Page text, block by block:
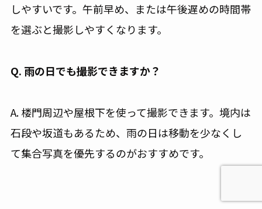
しやすいです。午前早め、または午後遅めの時間帯
を選ぶと撮影しやすくなります。
Q. 雨の日でも撮影できますか？
A. 楼門周辺や屋根下を使って撮影できます。境内は
石段や坂道もあるため、雨の日は移動を少なくし
て集合写真を優先するのがおすすめです。